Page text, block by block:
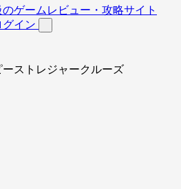
グイン
ーストレジャークルーズ